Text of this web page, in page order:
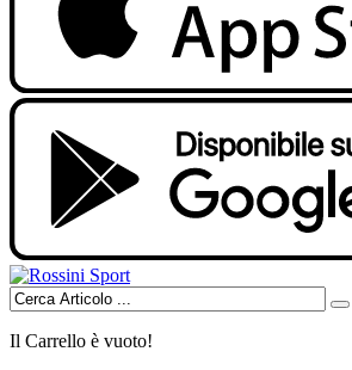
Il Carrello è vuoto!